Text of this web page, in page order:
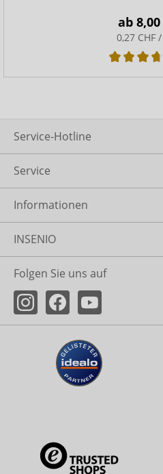
ab 8,00
0,27 CHF
Service-Hotline
Service
Informationen
INSENIO
Folgen Sie uns auf